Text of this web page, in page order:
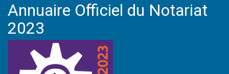
Annuaire Officiel du Notariat
2023